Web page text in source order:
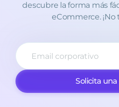
descubre la forma más
eCommerce. ¡No
Solicita